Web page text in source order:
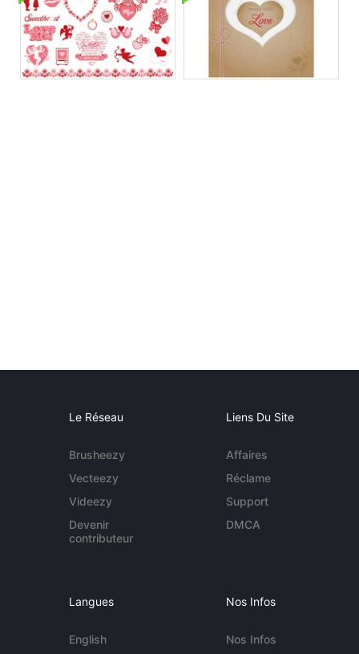
Le Réseau
Brusheezy
Vecteezy
Videezy
Devenir
contributeur
Liens Du Site
Affaires
Réclame
Support
DMCA
Langues
English
Nos Infos
Nos Infos